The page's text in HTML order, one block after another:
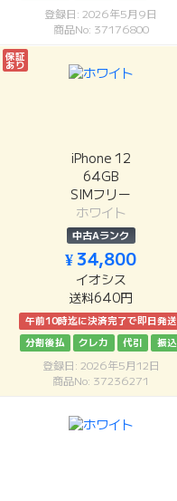
登録日: 2026年5月9日
商品No: 37176800
保証
あり
iPhone 12
64GB
SIMフリー
ホワイト
中古Aランク
¥ 34,800
イオシス
送料640円
午前10時迄に決済完了で即日発送
分割後払
クレカ 代引 振込
登録日: 2026年5月12日
商品No: 37236271